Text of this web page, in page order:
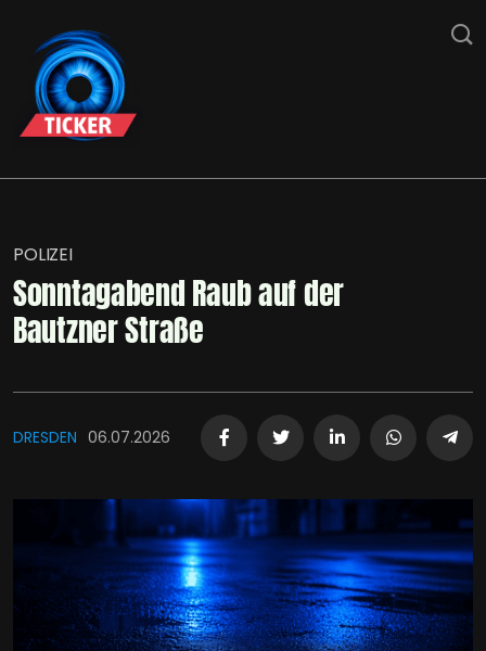
POLIZEI
Sonntagabend Raub auf der
Bautzner Straße
DRESDEN 06.07.2026